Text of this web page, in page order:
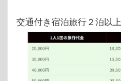
交通付き宿泊旅行２泊以上